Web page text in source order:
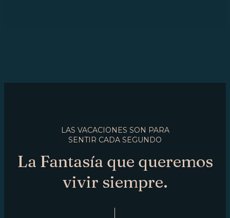
LAS VACACIONES SON PARA
SENTIR CADA SEGUNDO
La Fantasía que queremos
vivir siempre.